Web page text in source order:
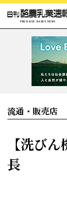
流通・販売店
【洗び
長